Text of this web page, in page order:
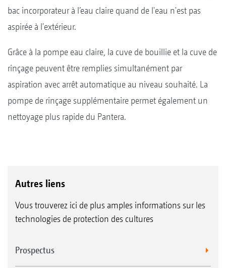
bac incorporateur à l’eau claire quand de l'eau n'est pas
aspirée à l'extérieur.
Grâce à la pompe eau claire, la cuve de bouillie et la cuve de
rinçage peuvent être remplies simultanément par
aspiration avec arrêt automatique au niveau souhaité. La
pompe de rinçage supplémentaire permet également un
nettoyage plus rapide du Pantera.
Autres liens
Vous trouverez ici de plus amples informations sur les
technologies de protection des cultures
Prospectus